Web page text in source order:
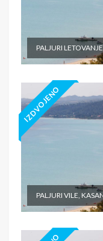
PALJURI
IZDVOJENO
PALJURI VILE,